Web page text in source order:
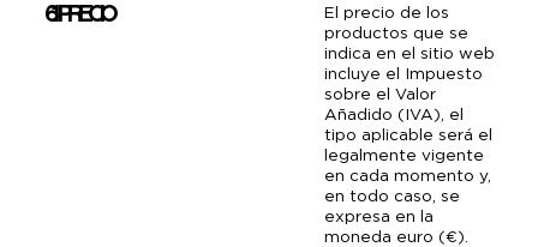
6.1 PRECIO
El precio de los
productos que se
indica en el sitio web
incluye el Impuesto
sobre el Valor
Añadido (IVA), el
tipo aplicable será el
legalmente vigente
en cada momento y,
en todo caso, se
expresa en la
moneda euro (€).